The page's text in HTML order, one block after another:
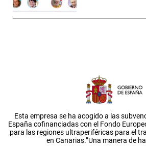
Esta empresa se ha acogido a las
España cofinanciadas con el Fondo
para las regiones ultraperiféricas para el
en Canarias.”Una manera de